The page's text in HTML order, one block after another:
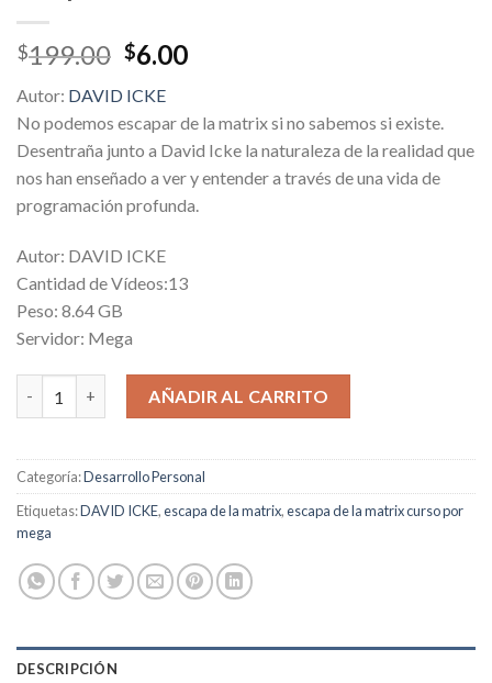
$199.00 Original
was:
$199.00.
$6.00Current
$6.00.
Autor: DAVID ICKE
No podemos escapar de la matrix si no sabemos si existe.
Desentraña junto a David Icke la naturaleza de la realidad que
nos han enseñado a ver y entender a través de una vida de
programación profunda.
Autor: DAVID ICKE
Cantidad de Vídeos:13
Peso: 8.64 GB
Servidor: Mega
Escapa de la Matrix cantidadAÑADIR AL CARRITO
Categoría:Desarrollo Personal
Etiquetas:DAVID ICKE,escapa de la matrix,escapa de la matrix curso por
mega
DESCRIPCIÓN